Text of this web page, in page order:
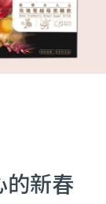
的新春